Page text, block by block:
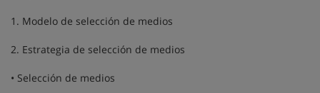
1. Modelo de selección de medios
2. Estrategia de selección de medios
• Selección de medios